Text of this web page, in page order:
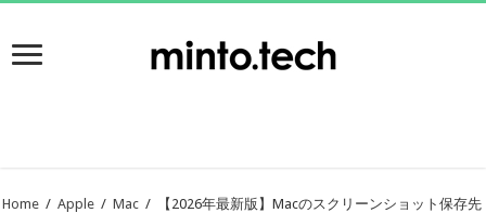
Home / Apple / Mac /
【2026年最新版】Macのスクリーンショット保存先